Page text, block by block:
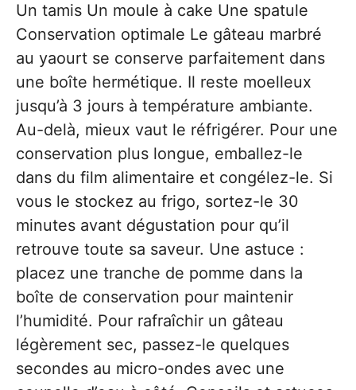
Un tamis Un moule à cake Une spatule
Conservation optimale Le gâteau marbré
au yaourt se conserve parfaitement dans
une boîte hermétique. Il reste moelleux
jusqu’à 3 jours à température ambiante.
Au-delà, mieux vaut le réfrigérer. Pour une
conservation plus longue, emballez-le
dans du film alimentaire et congélez-le. Si
vous le stockez au frigo, sortez-le 30
minutes avant dégustation pour qu’il
retrouve toute sa saveur. Une astuce :
placez une tranche de pomme dans la
boîte de conservation pour maintenir
l’humidité. Pour rafraîchir un gâteau
légèrement sec, passez-le quelques
secondes au micro-ondes avec une